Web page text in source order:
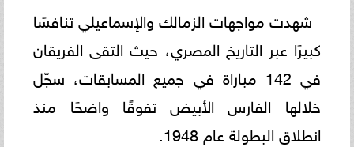
شهدت مواجهات الزمالك والإسماعيلي تنافسًا
كبيرًا عبر التاريخ المصري، حيث التقى الفريقان
في 142 مباراة في جميع المسابقات، سجّل
خلالها الفارس الأبيض تفوقًا واضحًا منذ
انطلاق البطولة عام 1948.